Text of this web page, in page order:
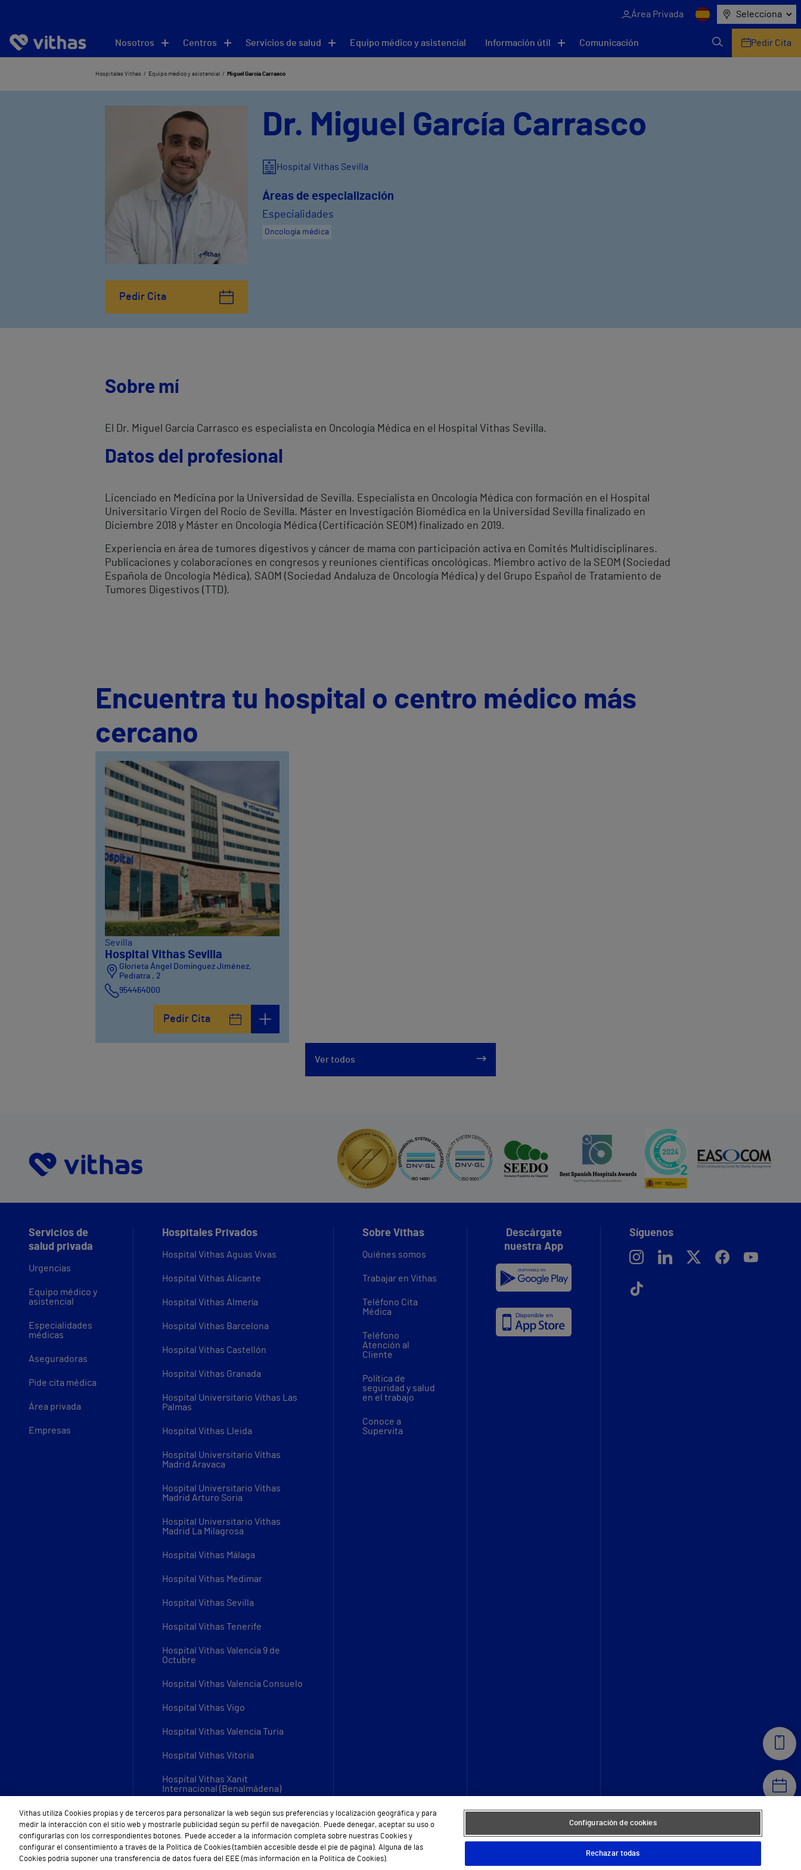
Área Privada Selecciona
Nosotros Centros Servicios de salud Equipo médico y asistencial Información útil Comunicación Pedir Cita
Hospitales Vithas Equipo médico y asistencial Miguel García Carrasco
Pedir Cita
Dr. Miguel García Carrasco
Hospital Vithas Sevilla
Áreas de especialización
Especialidades
Oncología médica
Sobre mí
El Dr. Miguel García Carrasco es especialista en Oncología Médica en el Hospital Vithas Sevilla.
Datos del profesional
Licenciado en Medicina por la Universidad de Sevilla. Especialista en Oncología Médica con formación en el Hospital
Universitario Virgen del Rocío de Sevilla. Máster en Investigación Biomédica en la Universidad Sevilla finalizado en
Diciembre 2018 y Máster en Oncología Médica (Certificación SEOM) finalizado en 2019.
Experiencia en área de tumores digestivos y cáncer de mama con participación activa en Comités Multidisciplinares.
Publicaciones y colaboraciones en congresos y reuniones científicas oncológicas. Miembro activo de la SEOM (Sociedad
Española de Oncología Médica), SAOM (Sociedad Andaluza de Oncología Médica) y del Grupo Español de Tratamiento de
Tumores Digestivos (TTD).
Encuentra tu hospital o centro médico más
cercano
Sevilla
Hospital Vithas Sevilla
Glorieta Ángel Domínguez Jiménez,
Pediatra , 2
954464000
Pedir Cita
Ver todos
Servicios de
salud privada
Urgencias
Equipo médico y
asistencial
Especialidades
médicas
Aseguradoras
Pide cita médica
Área privada
Empresas
Hospitales Privados
Hospital Vithas Aguas Vivas
Hospital Vithas Alicante
Hospital Vithas Almería
Hospital Vithas Barcelona
Hospital Vithas Castellón
Hospital Vithas Granada
Hospital Universitario Vithas Las
Palmas
Hospital Vithas Lleida
Hospital Universitario Vithas
Madrid Aravaca
Hospital Universitario Vithas
Madrid Arturo Soria
Hospital Universitario Vithas
Madrid La Milagrosa
Hospital Vithas Málaga
Hospital Vithas Medimar
Hospital Vithas Sevilla
Hospital Vithas Tenerife
Hospital Vithas Valencia 9 de
Octubre
Hospital Vithas Valencia Consuelo
Hospital Vithas Vigo
Hospital Vithas Valencia Turia
Hospital Vithas Vitoria
Hospital Vithas Xanit
Internacional (Benalmádena)
Todos los centros Vithas
Sobre Vithas
Quiénes somos
Trabajar en Vithas
Teléfono Cita
Médica
Teléfono
Atención al
Cliente
Política de
seguridad y salud
en el trabajo
Conoce a
Supervita
Descárgate
nuestra App
Síguenos
Vithas utiliza Cookies propias y de terceros para personalizar la web según sus preferencias y localización geográfica y para
medir la interacción con el sitio web y mostrarle publicidad según su perfil de navegación. Puede denegar, aceptar su uso o
configurarlas con los correspondientes botones. Puede acceder a la información completa sobre nuestras Cookies y
configurar el consentimiento a través de la Política de Cookies (también accesible desde el pie de página). Alguna de las
Cookies podría suponer una transferencia de datos fuera del EEE (más información en la Política de Cookies).
Configuración de cookies
Rechazar todas